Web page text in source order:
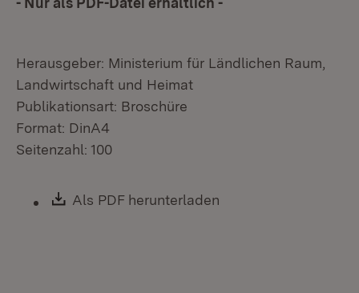
Herausgeber: Ministerium für Ländlichen Raum,
Landwirtschaft und Heimat
Publikationsart: Broschüre
Format: DinA4
Seitenzahl: 100
Download:
Als PDF herunterladen